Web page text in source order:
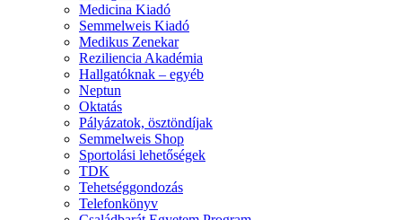
Medicina Kiadó
Semmelweis Kiadó
Medikus Zenekar
Reziliencia Akadémia
Hallgatóknak – egyéb
Neptun
Oktatás
Pályázatok, ösztöndíjak
Semmelweis Shop
Sportolási lehetőségek
TDK
Tehetséggondozás
Telefonkönyv